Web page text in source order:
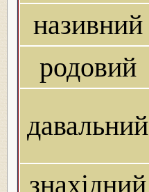
називний
родовий
давальний
знахідний